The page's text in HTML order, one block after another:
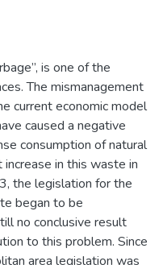
is one of the
The mismanagement
current economic model
caused a negative
consumption of natural
in this waste in
the legislation for the
began to be
no conclusive result
to this problem. Since
area legislation was